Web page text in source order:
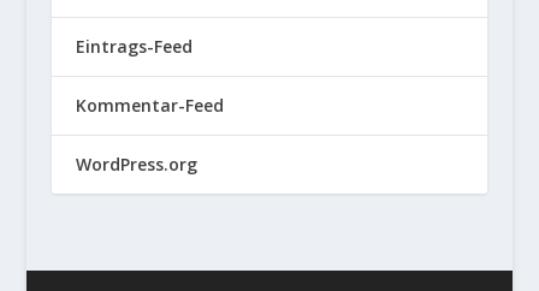
Eintrags-Feed
Kommentar-Feed
WordPress.org